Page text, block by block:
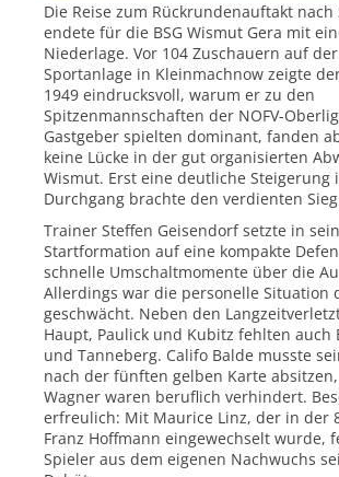
Die Reise zum Rückrundenauftakt
endete für die BSG Wismut Gera mit
Niederlage. Vor 104 Zuschauern auf
Sportanlage in Kleinmachnow zeigte
1949 eindrucksvoll, warum er zu den
Spitzenmannschaften der NOFV-
Gastgeber spielten dominant, fanden
keine Lücke in der gut organisierten
Wismut. Erst eine deutliche Steigerung
Durchgang brachte den verdienten
Trainer Steffen Geisendorf setzte in
Startformation auf eine kompakte
schnelle Umschaltmomente über die
Allerdings war die personelle Situation
geschwächt. Neben den
Haupt, Paulick und Kubitz fehlten auch
und Tanneberg. Califo Balde musste
nach der fünften gelben Karte
Wagner waren beruflich verhindert.
erfreulich: Mit Maurice Linz, der in der
Franz Hoffmann eingewechselt wurde,
Spieler aus dem eigenen Nachwuchs